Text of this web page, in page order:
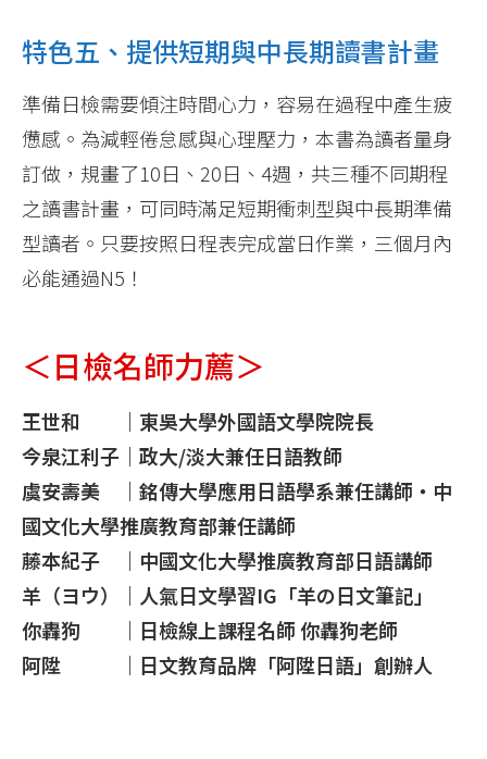
特色五、提供短期與中長期讀書計畫
準備日檢需要傾注時間心力，容易在過程中產生疲
憊感。為減輕倦怠感與心理壓力，本書為讀者量身
訂做，規畫了10日、20日、4週，共三種不同期程
之讀書計畫，可同時滿足短期衝刺型與中長期準備
型讀者。只要按照日程表完成當日作業，三個月內
必能通過N5！
＜日檢名師力薦＞
王世和 ｜東吳大學外國語文學院院長
今泉江利子｜政大/淡大兼任日語教師
虞安壽美 ｜銘傳大學應用日語學系兼任講師・中
國文化大學推廣教育部兼任講師
藤本紀子 ｜中國文化大學推廣教育部日語講師
羊（ヨウ）｜人氣日文學習IG「羊の日文筆記」
你轟狗 ｜日檢線上課程名師 你轟狗老師
阿陞 ｜日文教育品牌「阿陞日語」創辦人